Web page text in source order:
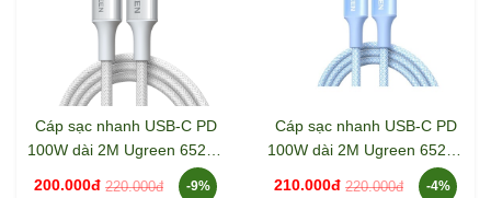
Cáp sạc nhanh USB-C PD
100W dài 2M Ugreen 65256
200.000đ 220.000đ -9%
Cáp sạc nhanh USB-C PD
100W dài 2M Ugreen 65254
210.000đ 220.000đ -4%